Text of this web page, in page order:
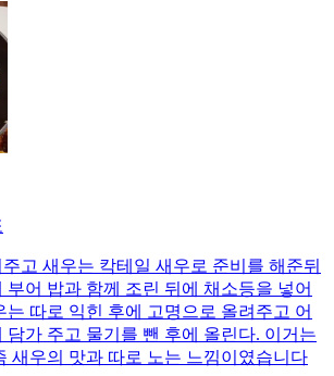
고 새우는 칵테일 새우로 준비를 해준뒤
부어 밥과 함께 조린 뒤에 채소등을 넣어
는 따로 익힌 후에 고명으로 올려주고 어
담가 주고 물기를 뺀 후에 올린다. 이거는
새우의 맛과 따로 노는 느낌이였습니다